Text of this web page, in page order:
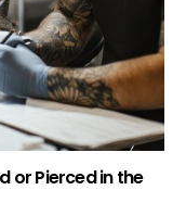
or Pierced in the